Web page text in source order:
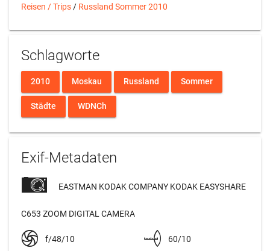
Reisen / Trips / Russland Sommer 2010
Schlagworte
2010 Moskau Russland Sommer
Städte WDNCh
Exif-Metadaten
EASTMAN KODAK COMPANY KODAK EASYSHARE
C653 ZOOM DIGITAL CAMERA
f/48/10 60/10